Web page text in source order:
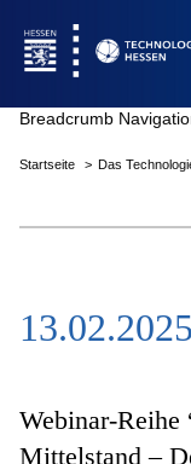
Das
Breadcrumb
Startseite Das
13.02.2025
Webinar-
Mittelstand –